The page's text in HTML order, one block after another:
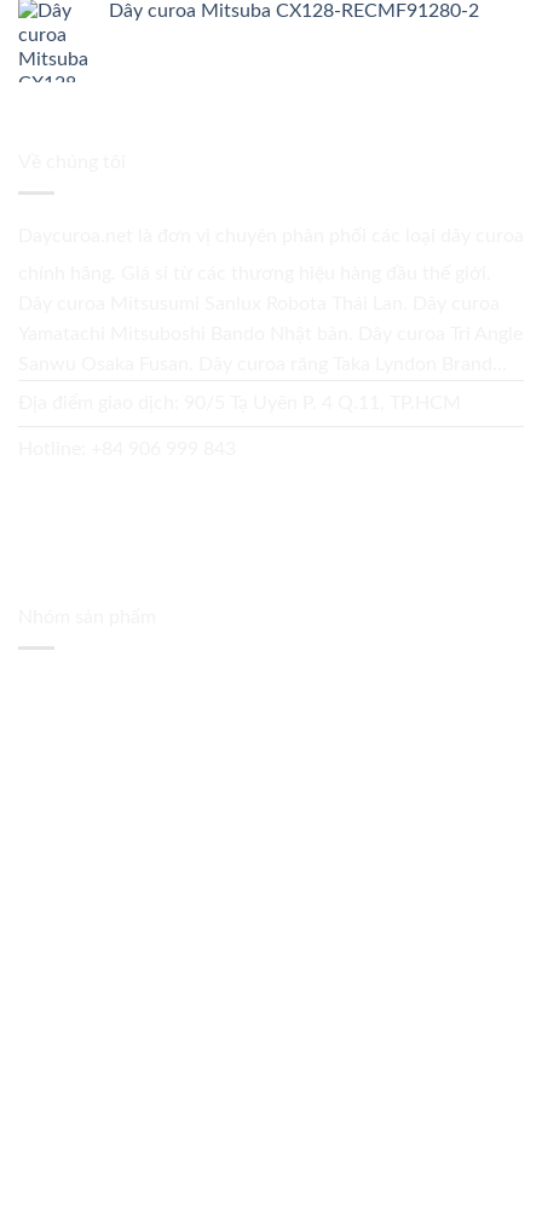
Dây curoa Mitsuba CX128-RECMF91280-2